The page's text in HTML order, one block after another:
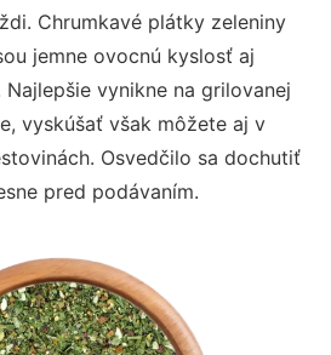
Chrumkavé plátky zeleniny
jemne ovocnú kyslosť aj
vynikne na grilovanej
vyskúšať však môžete aj v
Osvedčilo sa dochutiť
pred podávaním.